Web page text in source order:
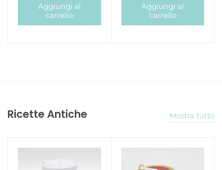
Aggiungi al
carrello
Aggiungi al
carrello
Ricette Antiche Mostra tutto